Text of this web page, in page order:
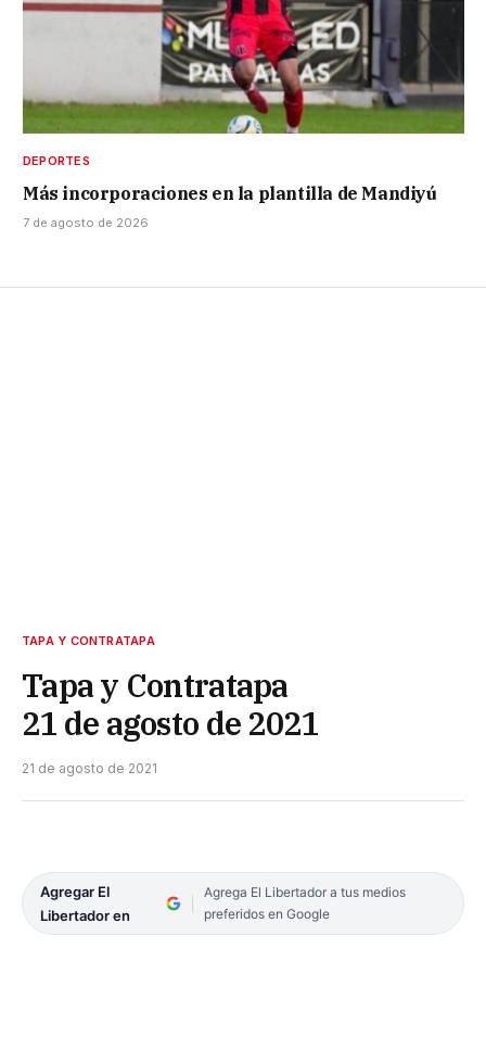
DEPORTES
Más incorporaciones en la plantilla de Mandiyú
7 de agosto de 2026
TAPA Y CONTRATAPA
Tapa y Contratapa
21 de agosto de 2021
21 de agosto de 2021
Agregar El
Libertador en
Agrega El Libertador a tus medios
preferidos en Google